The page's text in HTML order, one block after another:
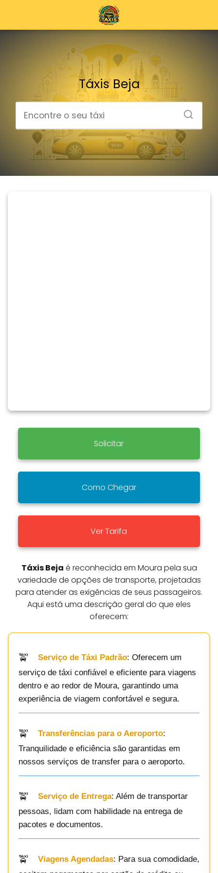
Táxis Beja
Solicitar
Como Chegar
Ver Tarifa
Táxis Beja é reconhecida em Moura pela sua
variedade de opções de transporte, projetadas
para atender as exigências de seus passageiros.
Aqui está uma descrição geral do que eles
oferecem:
Serviço de Táxi Padrão: Oferecem um
serviço de táxi confiável e eficiente para viagens
dentro e ao redor de Moura, garantindo uma
experiência de viagem confortável e segura.
Transferências para o Aeroporto:
Tranquilidade e eficiência são garantidas em
nossos serviços de transfer para o aeroporto.
Serviço de Entrega: Além de transportar
pessoas, lidam com habilidade na entrega de
pacotes e documentos.
Viagens Agendadas: Para sua comodidade,